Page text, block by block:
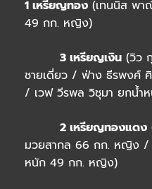
1 เหรียญทอง (เทนนิส พ
49 กก. หญิง)
3 เหรียญเงิน (วิว
ชายเดี่ยว / ฟ่าง ธีรพงศ์
/ เวฟ วีรพล วิชุมา ยกน้ำ
2 เหรียญทองแดง
มวยสากล 66 กก. หญิง /
หนัก 49 กก. หญิง)